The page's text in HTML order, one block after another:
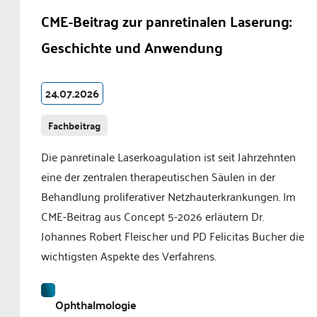
CME-Beitrag zur panretinalen Laserung:
Geschichte und Anwendung
24.07.2026
Fachbeitrag
Die panretinale Laserkoagulation ist seit Jahrzehnten
eine der zentralen therapeutischen Säulen in der
Behandlung proliferativer Netzhauterkrankungen. Im
CME-Beitrag aus Concept 5-2026 erläutern Dr.
Johannes Robert Fleischer und PD Felicitas Bucher die
wichtigsten Aspekte des Verfahrens.
Ophthalmologie